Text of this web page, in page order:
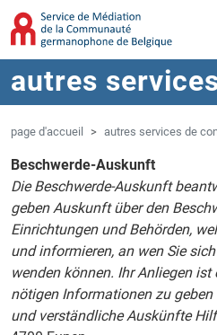
Aller au contenu principal
Sauter à la navigation
autres
page d'accueil autres services de
Beschwerde-Auskunft
Die Beschwerde-Auskunft
geben Auskunft über den
Einrichtungen und Behörden,
und informieren, an wen Sie
wenden können. Ihr Anliegen ist
nötigen Informationen zu
und verständliche Auskünfte